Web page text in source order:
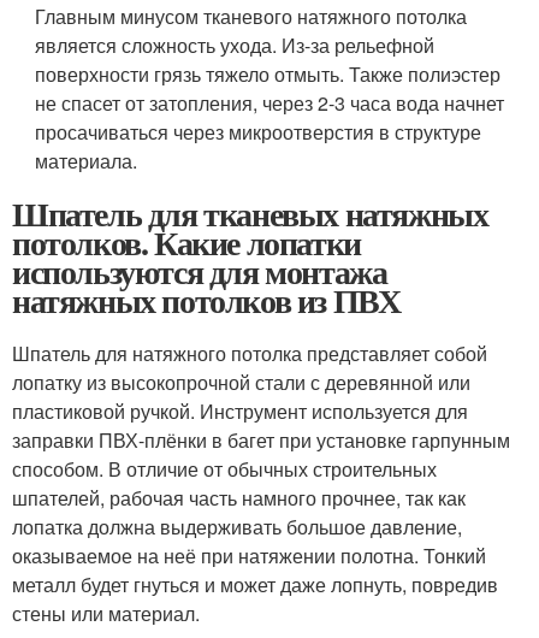
Главным минусом тканевого натяжного потолка
является сложность ухода. Из-за рельефной
поверхности грязь тяжело отмыть. Также полиэстер
не спасет от затопления, через 2-3 часа вода начнет
просачиваться через микроотверстия в структуре
материала.
Шпатель для тканевых натяжных
потолков. Какие лопатки
используются для монтажа
натяжных потолков из ПВХ
Шпатель для натяжного потолка представляет собой
лопатку из высокопрочной стали с деревянной или
пластиковой ручкой. Инструмент используется для
заправки ПВХ-плёнки в багет при установке гарпунным
способом. В отличие от обычных строительных
шпателей, рабочая часть намного прочнее, так как
лопатка должна выдерживать большое давление,
оказываемое на неё при натяжении полотна. Тонкий
металл будет гнуться и может даже лопнуть, повредив
стены или материал.